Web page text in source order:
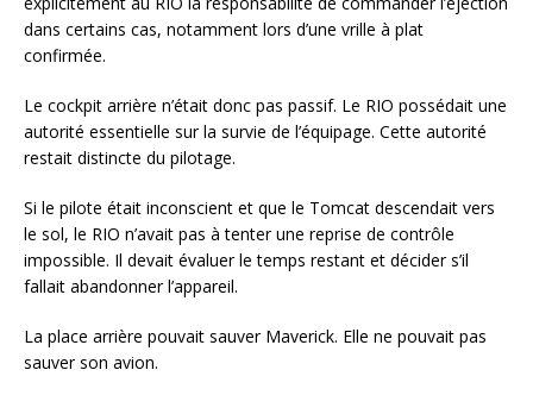
dans certains cas, notamment lors d’une vrille à plat
confirmée.
Le cockpit arrière n’était donc pas passif. Le RIO possédait une
autorité essentielle sur la survie de l’équipage. Cette autorité
restait distincte du pilotage.
Si le pilote était inconscient et que le Tomcat descendait vers
le sol, le RIO n’avait pas à tenter une reprise de contrôle
impossible. Il devait évaluer le temps restant et décider s’il
fallait abandonner l’appareil.
La place arrière pouvait sauver Maverick. Elle ne pouvait pas
sauver son avion.